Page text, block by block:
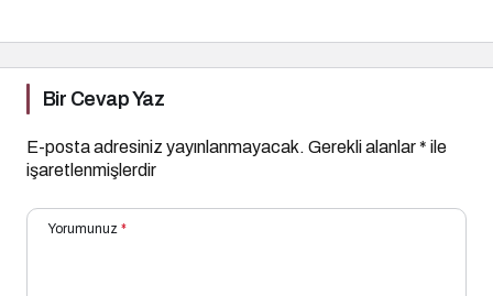
Bir Cevap Yaz
E-posta adresiniz yayınlanmayacak. Gerekli alanlar* ile
işaretlenmişlerdir
Yorumunuz *